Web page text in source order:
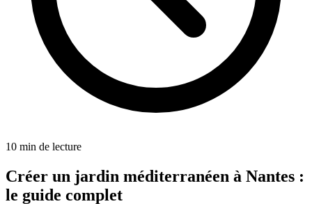
10 min de lecture
Créer un jardin méditerranéen à Nantes :
le guide complet